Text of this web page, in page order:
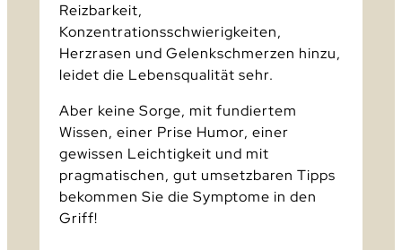
Reizbarkeit,
Konzentrationsschwierigkeiten,
Herzrasen und Gelenkschmerzen hinzu,
leidet die Lebensqualität sehr.
Aber keine Sorge, mit fundiertem
Wissen, einer Prise Humor, einer
gewissen Leichtigkeit und mit
pragmatischen, gut umsetzbaren Tipps
bekommen Sie die Symptome in den
Griff!